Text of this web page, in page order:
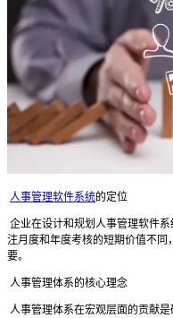
人事管理软件系统的定位
企业在设计和规划人事管理软件
注月度和年度考核的短期价值不
要。
人事管理体系的核心理念
人事管理体系在宏观层面的贡献